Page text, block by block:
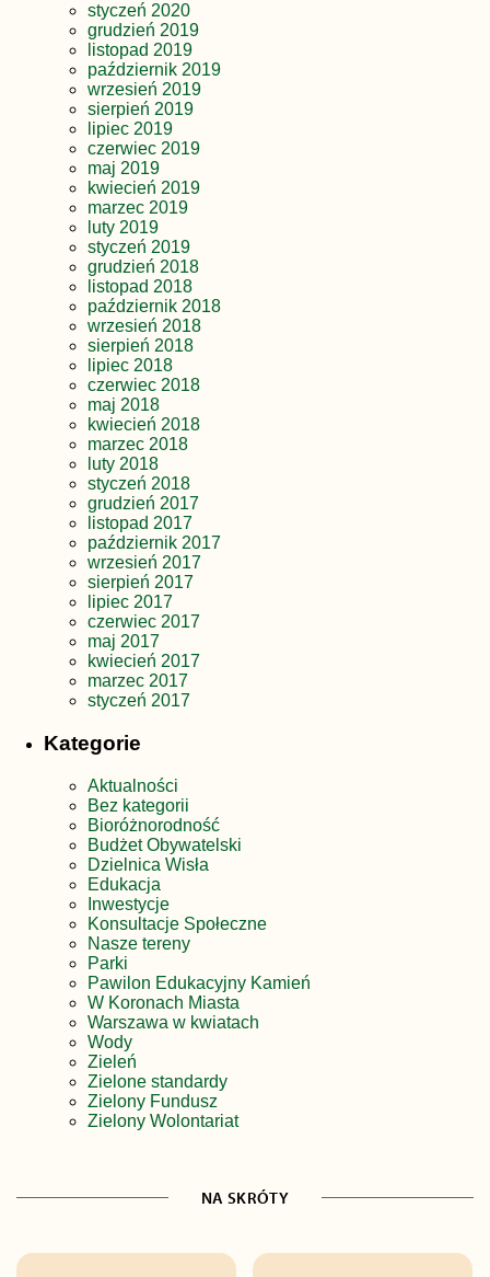
styczeń 2020
grudzień 2019
listopad 2019
październik 2019
wrzesień 2019
sierpień 2019
lipiec 2019
czerwiec 2019
maj 2019
kwiecień 2019
marzec 2019
luty 2019
styczeń 2019
grudzień 2018
listopad 2018
październik 2018
wrzesień 2018
sierpień 2018
lipiec 2018
czerwiec 2018
maj 2018
kwiecień 2018
marzec 2018
luty 2018
styczeń 2018
grudzień 2017
listopad 2017
październik 2017
wrzesień 2017
sierpień 2017
lipiec 2017
czerwiec 2017
maj 2017
kwiecień 2017
marzec 2017
styczeń 2017
Kategorie
Aktualności
Bez kategorii
Bioróżnorodność
Budżet Obywatelski
Dzielnica Wisła
Edukacja
Inwestycje
Konsultacje Społeczne
Nasze tereny
Parki
Pawilon Edukacyjny Kamień
W Koronach Miasta
Warszawa w kwiatach
Wody
Zieleń
Zielone standardy
Zielony Fundusz
Zielony Wolontariat
NA SKRÓTY